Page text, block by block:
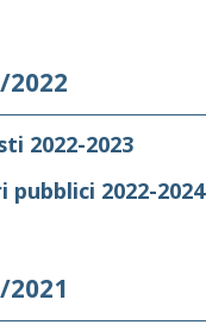
2022-2023
2022-2024